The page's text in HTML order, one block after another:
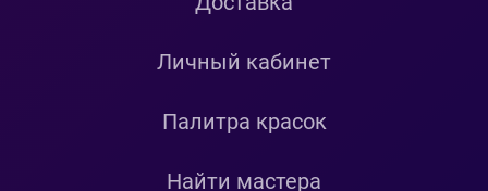
Личный кабинет
Палитра красок
Найти мастера